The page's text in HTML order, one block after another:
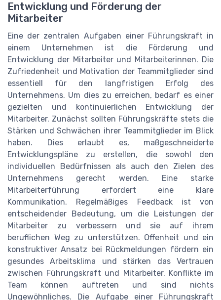
Entwicklung und Förderung der
Mitarbeiter
Eine der zentralen Aufgaben einer Führungskraft in
einem Unternehmen ist die Förderung und
Entwicklung der Mitarbeiter und Mitarbeiterinnen. Die
Zufriedenheit und Motivation der Teammitglieder sind
essentiell für den langfristigen Erfolg des
Unternehmens. Um dies zu erreichen, bedarf es einer
gezielten und kontinuierlichen Entwicklung der
Mitarbeiter. Zunächst sollten Führungskräfte stets die
Stärken und Schwächen ihrer Teammitglieder im Blick
haben. Dies erlaubt es, maßgeschneiderte
Entwicklungspläne zu erstellen, die sowohl den
individuellen Bedürfnissen als auch den Zielen des
Unternehmens gerecht werden. Eine starke
Mitarbeiterführung erfordert eine klare
Kommunikation. Regelmäßiges Feedback ist von
entscheidender Bedeutung, um die Leistungen der
Mitarbeiter zu verbessern und sie auf ihrem
beruflichen Weg zu unterstützen. Offenheit und ein
konstruktiver Ansatz bei Rückmeldungen fördern ein
gesundes Arbeitsklima und stärken das Vertrauen
zwischen Führungskraft und Mitarbeiter. Konflikte im
Team können auftreten und sind nichts
Ungewöhnliches. Die Aufgabe einer Führungskraft